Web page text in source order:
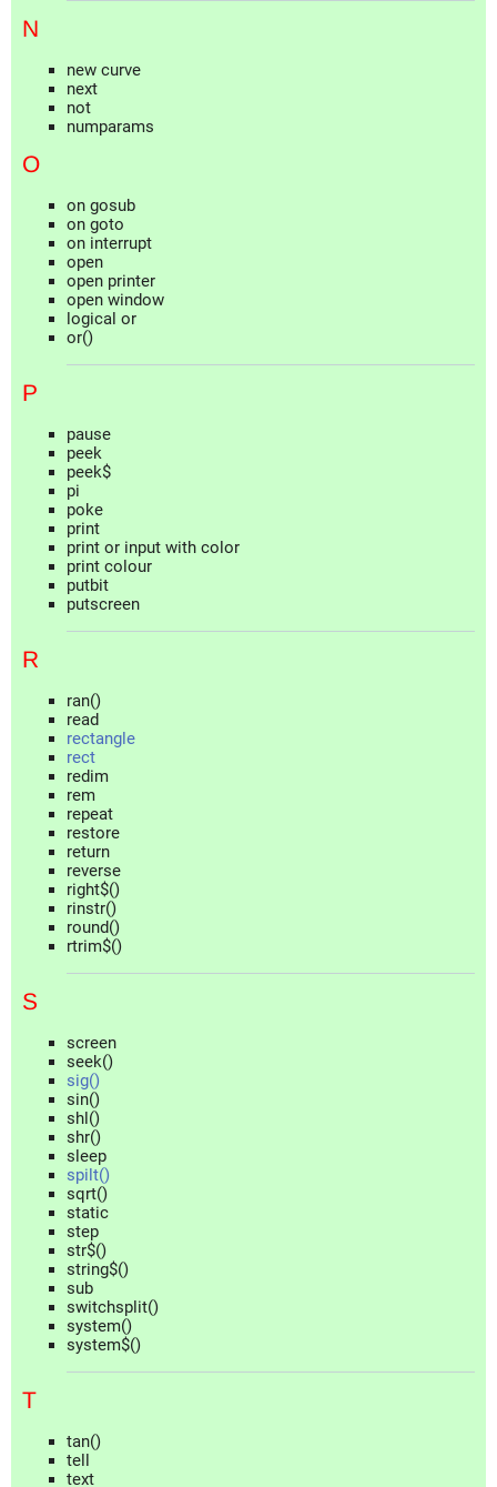
N
new curve
next
not
numparams
O
on gosub
on goto
on interrupt
open
open printer
open window
logical or
or()
P
pause
peek
peek$
pi
poke
print
print or input with color
print colour
putbit
putscreen
R
ran()
read
rectangle
rect
redim
rem
repeat
restore
return
reverse
right$()
rinstr()
round()
rtrim$()
S
screen
seek()
sig()
sin()
shl()
shr()
sleep
spilt()
sqrt()
static
step
str$()
string$()
sub
switchsplit()
system()
system$()
T
tan()
tell
text